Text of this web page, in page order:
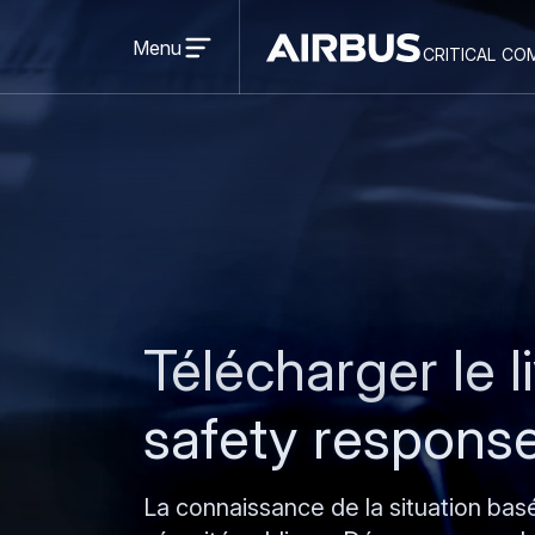
Criticalcommunications
critical
menu
Menu
Télécharger le
safety
La connaissance de la situation